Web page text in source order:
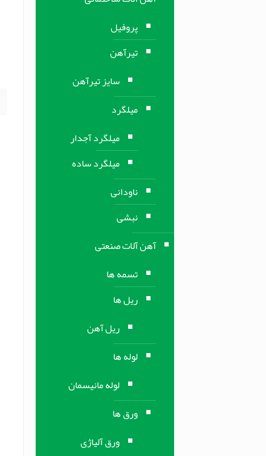
پروفیل
تیرآهن
سایز تیرآهن
میلگرد
میلگرد آجدار
میلگرد ساده
ناودانی
نبشی
آهن آلات صنعتی
تسمه ها
ریل ها
ریل آهن
لوله ها
لوله مانیسمان
ورق ها
ورق آلیاژی